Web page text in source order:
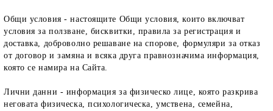
Общи условия - настоящите Общи условия, които включват
условия за ползване, бисквитки, правила за регистрация и
доставка, доброволно решаване на спорове, формуляри за отказ
от договор и замяна и всяка друга правнозначима информация,
която се намира на Сайта.
Лични данни - информация за физическо лице, която разкрива
неговата физическа, психологическа, умствена, семейна,